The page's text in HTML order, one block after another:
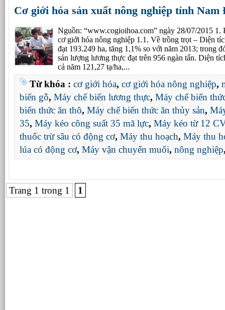
Cơ giới hóa sản xuất nông nghiệp tỉnh Nam
Nguồn: “www.cogioihoa.com” ngày 28/07/2015 1.
cơ giới hóa nông nghiệp 1.1. Về trồng trọt – Diện
đạt 193.249 ha, tăng 1,1% so với năm 2013; trong
sản lượng lương thực đạt trên 956 ngàn tấn. Diện
cả năm 121,27 tạ/ha,...
Từ khóa : cơ giới hóa, cơ giới hóa nông nghiệp,
biến gỗ, Máy chế biến lương thực, Máy chế biến
biến thức ăn thô, Máy chế biến thức ăn thủy sản,
35, Máy kéo công suất 35 mã lực, Máy kéo từ 12
thuốc trừ sâu có động cơ, Máy thu hoạch, Máy thu
lúa có động cơ, Máy vận chuyển muối, nông nghiệp
Trang 1 trong 1 1